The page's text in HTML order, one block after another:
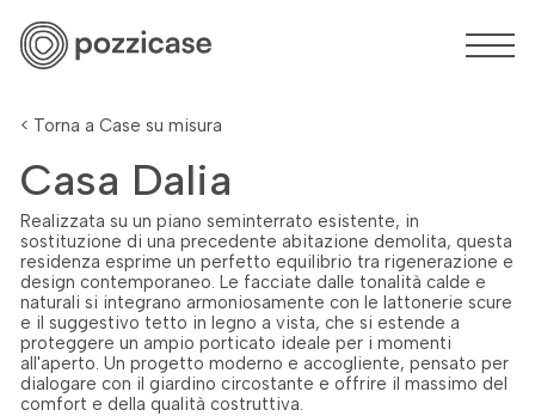
Casa Dalia
Realizzata su un piano seminterrato esistente, in
sostituzione di una precedente abitazione demolita, questa
residenza esprime un perfetto equilibrio tra rigenerazione e
design contemporaneo. Le facciate dalle tonalità calde e
naturali si integrano armoniosamente con le lattonerie scure
e il suggestivo tetto in legno a vista, che si estende a
proteggere un ampio porticato ideale per i momenti
all'aperto. Un progetto moderno e accogliente, pensato per
dialogare con il giardino circostante e offrire il massimo del
comfort e della qualità costruttiva.
< Torna a Case su misura